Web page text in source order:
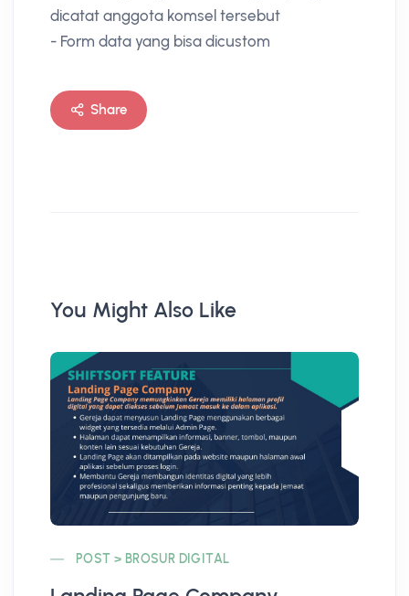
dicatat anggota komsel tersebut
- Form data yang bisa dicustom
Share
You Might Also Like
POST > BROSUR DIGITAL